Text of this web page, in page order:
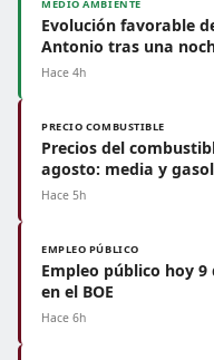
MEDIO AMBIENTE
Evolución favorable
Antonio tras una
Hace 4h
PRECIO COMBUSTIBLE
Precios del
agosto: media y
Hace 5h
EMPLEO PÚBLICO
Empleo público hoy
en el BOE
Hace 6h